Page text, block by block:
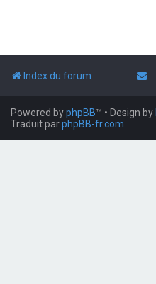
Index du forum
Powered byphpBB™ • Design by
Traduit parphpBB-fr.com